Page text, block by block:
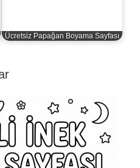
Ücretsiz Papağan Boyama Sayfası